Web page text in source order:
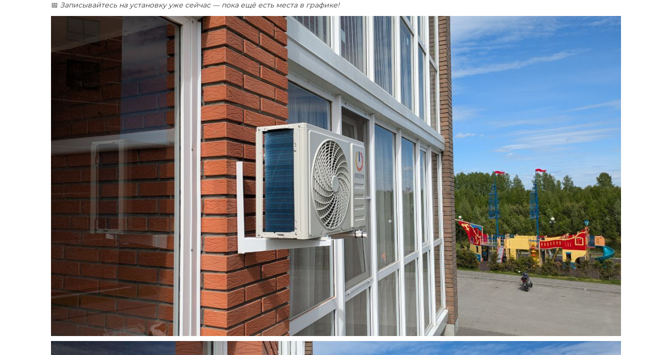
📅 Записывайтесь на установку уже сейчас — пока ещё есть места в графике!